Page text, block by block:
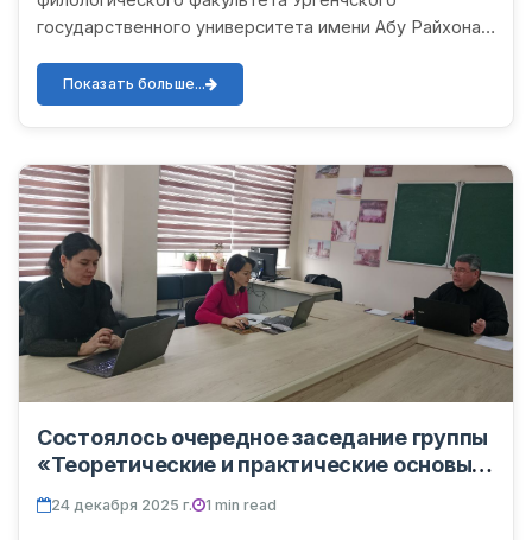
государственного университета имени Абу Райхона
Примов и заведующая ка...
Показать больше...
Состоялось очередное заседание группы
«Теоретические и практические основы
научных исследований».
24 декабря 2025 г. 1 min read